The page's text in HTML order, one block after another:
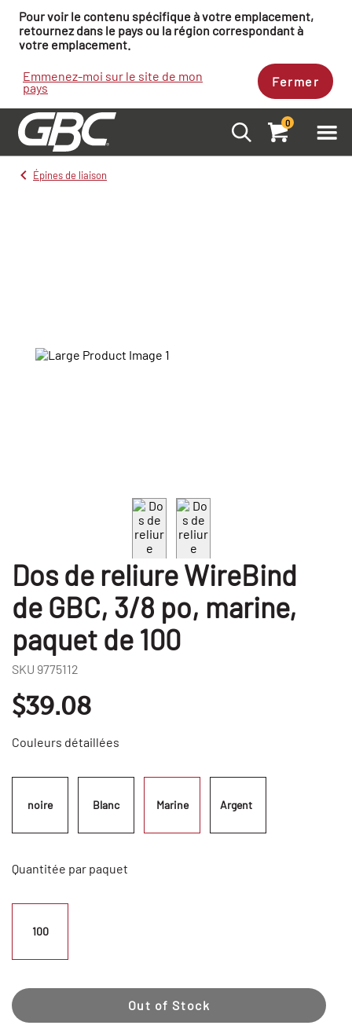
Pour voir le contenu spécifique à votre emplacement,
retournez dans le pays ou la région correspondant à
votre emplacement.
Emmenez-moi sur le site de mon
pays Fermer
0
Épines de liaison
Dos de reliure WireBind
de GBC, 3/8 po, marine,
paquet de 100
SKU 9775112
$39.08
Couleurs détaillées
noire Blanc Marine Argent
Quantitée par paquet
100
Out of Stock